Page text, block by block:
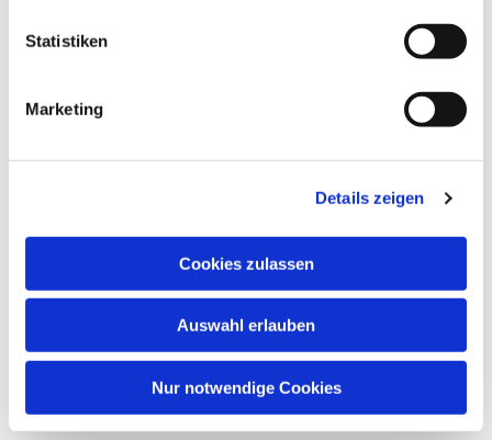
Statistiken
Marketing
Details zeigen
Cookies zulassen
Auswahl erlauben
Nur notwendige Cookies
interessieren